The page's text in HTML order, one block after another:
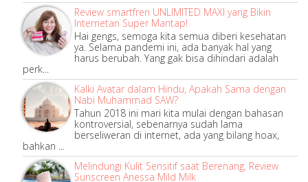
Review smartfren UNLIMITED MAXI yang Bikin
Internetan Super Mantap!
Hai gengs, semoga kita semua diberi kesehatan
ya. Selama pandemi ini, ada banyak hal yang
harus berubah. Yang gak bisa dihindari adalah
perk...
Kalki Avatar dalam Hindu, Apakah Sama dengan
Nabi Muhammad SAW?
Tahun 2018 ini mari kita mulai dengan bahasan
kontroversial, sebenarnya sudah lama
berseliweran di internet, ada yang bilang hoax,
bahkan ...
Melindungi Kulit Sensitif saat Berenang, Review
Sunscreen Anessa Mild Milk